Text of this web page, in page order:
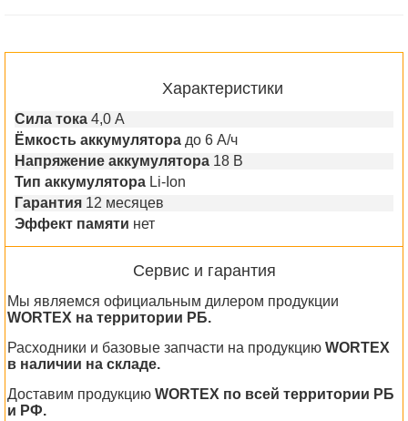
Характеристики
Сила тока 4,0 А
Ёмкость аккумулятора до 6 А/ч
Напряжение аккумулятора 18 В
Тип аккумулятора Li-Ion
Гарантия 12 месяцев
Эффект памяти нет
Сервис и гарантия
Мы являемся официальным дилером продукции
WORTEX на территории РБ.
Расходники и базовые запчасти на продукцию WORTEX
в наличии на складе.
Доставим продукцию WORTEX по всей территории РБ
и РФ.